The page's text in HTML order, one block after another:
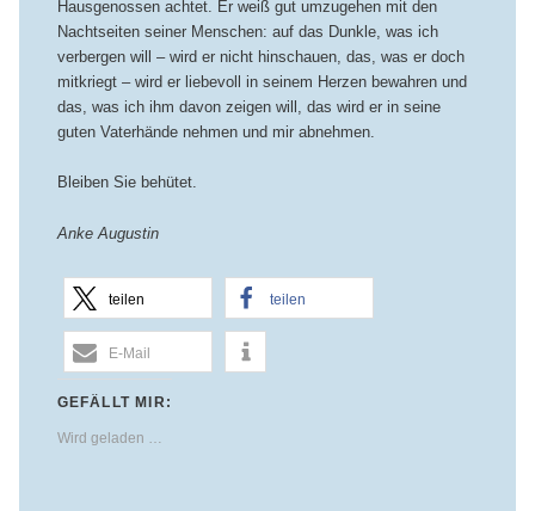
Hausgenossen achtet. Er weiß gut umzugehen mit den
Nachtseiten seiner Menschen: auf das Dunkle, was ich
verbergen will – wird er nicht hinschauen, das, was er doch
mitkriegt – wird er liebevoll in seinem Herzen bewahren und
das, was ich ihm davon zeigen will, das wird er in seine
guten Vaterhände nehmen und mir abnehmen.
Bleiben Sie behütet.
Anke Augustin
teilen teilen
E-Mail
GEFÄLLT MIR:
Wird geladen …